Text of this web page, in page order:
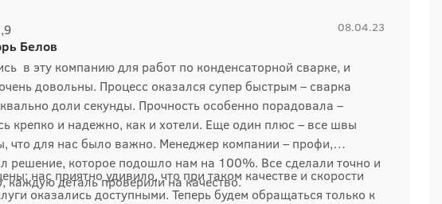
Белов
08.04.23
в эту компанию для работ по конденсаторной сварке, и
довольны. Процесс оказался супер быстрым – сварка
доли секунды. Прочность особенно порадовала –
крепко и надежно, как и хотели. Еще один плюс – все швы
что для нас было важно. Менеджер компании – профи,
решение, которое подошло нам на 100%. Все сделали точно и
каждую деталь проверили на качество.
нас приятно удивило, что при таком качестве и скорости
оказались доступными. Теперь будем обращаться только к